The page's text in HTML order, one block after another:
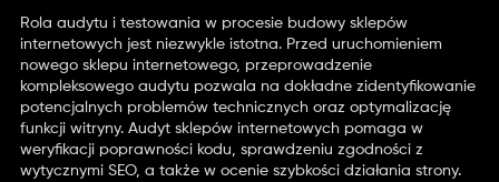
Rola audytu i testowania w procesie budowy sklepów
internetowych jest niezwykle istotna. Przed uruchomieniem
nowego sklepu internetowego, przeprowadzenie
kompleksowego audytu pozwala na dokładne zidentyfikowanie
potencjalnych problemów technicznych oraz optymalizację
funkcji witryny. Audyt sklepów internetowych pomaga w
weryfikacji poprawności kodu, sprawdzeniu zgodności z
wytycznymi SEO, a także w ocenie szybkości działania strony.